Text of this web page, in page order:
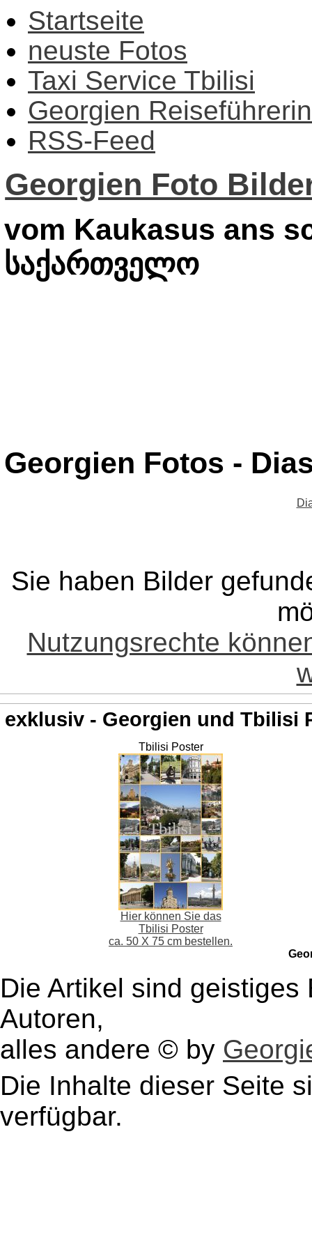
Startseite
neuste Fotos
Taxi Service Tbilisi
Georgien Reiseführerin
RSS-Feed
Georgien Foto
vom Kaukasus ans
საქართველო
Georgien Fotos -
Sie haben Bilder
Nutzungsrechte
exklusiv - Georgien und Tbilisi
Tbilisi Poster
Hier können Sie das
Tbilisi Poster
ca. 50 X 75 cm bestellen.
Die Artikel sind
Autoren,
alles andere © by
Die Inhalte dieser Seite
verfügbar.